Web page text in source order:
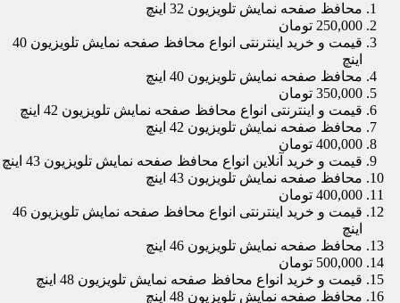
محافظ صفحه نمایش تلویزیون 32 اینچ
250,000 تومان
قیمت و خرید اینترنتی انواع محافظ صفحه نمایش تلویزیون 40
اینچ
محافظ صفحه نمایش تلویزیون 40 اینچ
350,000 تومان
قیمت و اینترنتی انواع محافظ صفحه نمایش تلویزیون 42 اینچ
محافظ صفحه نمایش تلویزیون 42 اینچ
400,000 تومان
قیمت و خرید آنلاین انواع محافظ صفحه نمایش تلویزیون 43 اینچ
محافظ صفحه نمایش تلویزیون 43 اینچ
400,000 تومان
قیمت و خرید اینترنتی انواع محافظ صفحه نمایش تلویزیون 46
اینچ
محافظ صفحه نمایش تلویزیون 46 اینچ
500,000 تومان
قیمت و خرید انواع محافظ صفحه نمایش تلویزیون 48 اینچ
محافظ صفحه نمایش تلویزیون 48 اینچ